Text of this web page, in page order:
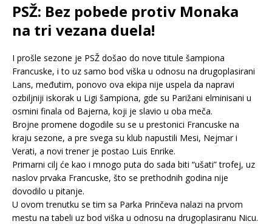
PSŽ: Bez pobede protiv Monaka
na tri vezana duela!
I prošle sezone je PSŽ došao do nove titule šampiona
Francuske, i to uz samo bod viška u odnosu na drugoplasirani
Lans, međutim, ponovo ova ekipa nije uspela da napravi
ozbiljniji iskorak u Ligi šampiona, gde su Parižani elminisani u
osmini finala od Bajerna, koji je slavio u oba meča.
Brojne promene dogodile su se u prestonici Francuske na
kraju sezone, a pre svega su klub napustili Mesi, Nejmar i
Verati, a novi trener je postao Luis Enrike.
Primarni cilj će kao i mnogo puta do sada biti “ušati” trofej, uz
naslov prvaka Francuske, što se prethodnih godina nije
dovodilo u pitanje.
U ovom trenutku se tim sa Parka Prinčeva nalazi na prvom
mestu na tabeli uz bod viška u odnosu na drugoplasiranu Nicu.